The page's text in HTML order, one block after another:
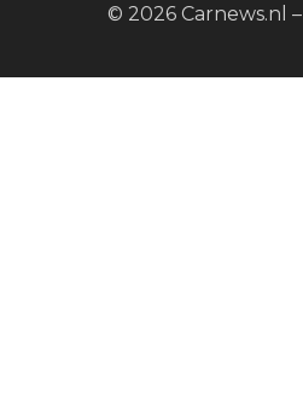
© 2026 Carnews.nl –